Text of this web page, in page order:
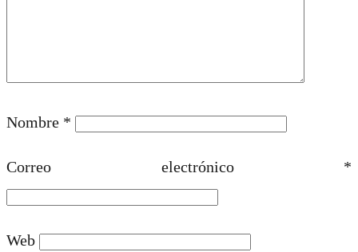
Nombre *
Correo electrónico *
Web